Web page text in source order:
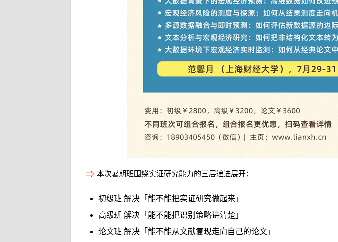
本次暑期班围绕实证研究能力的三层递进展开：
初级班 解决「能不能把实证研究做起来」
高级班 解决「能不能把识别策略讲清楚」
论文班 解决「能不能从文献复现走向自己的论文」